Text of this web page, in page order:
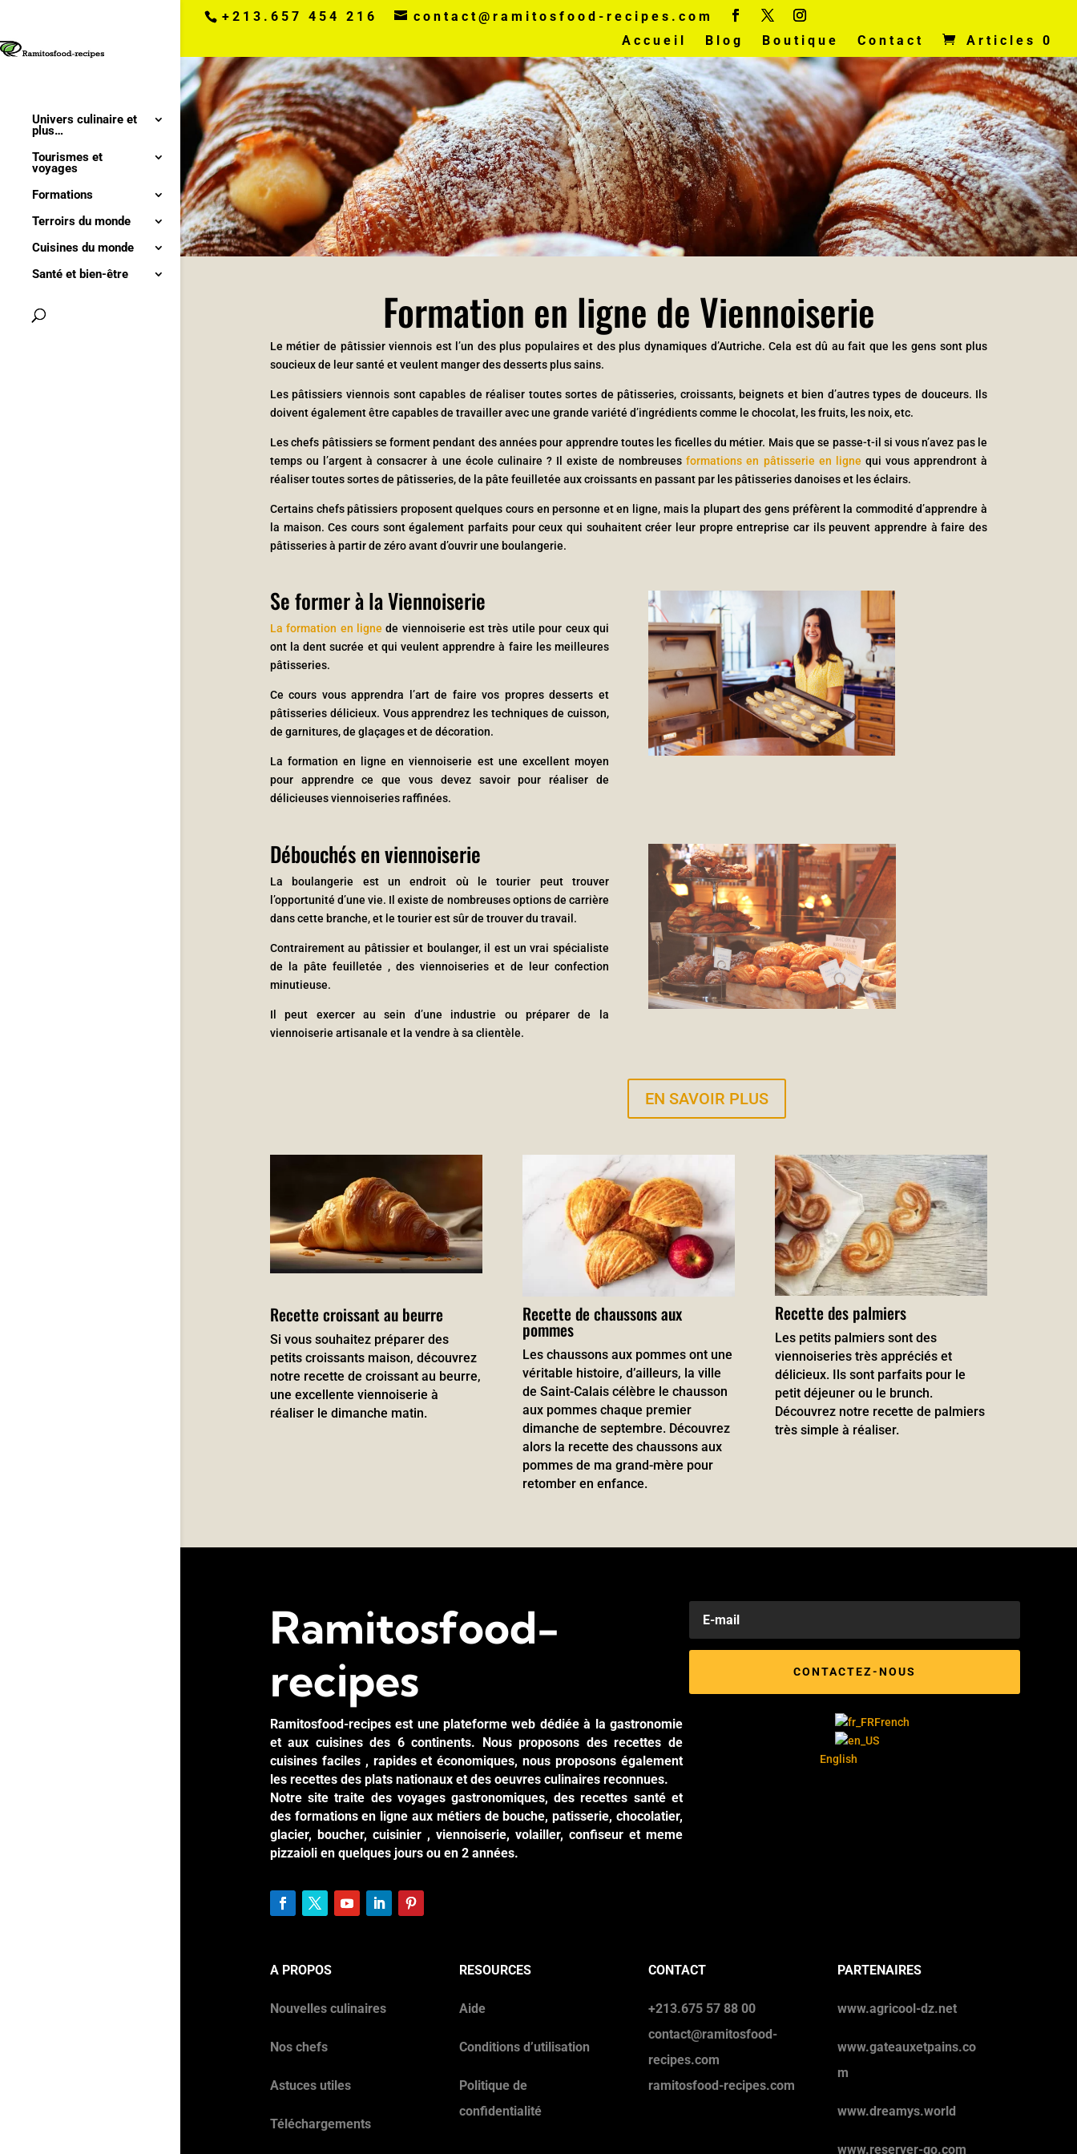
+213.657 454 216
contact@ramitosfood-recipes.com
Accueil
Blog Boutique Contact Articles 0
Univers culinaire et
plus…
Tourismes et
voyages
Formations
Terroirs du monde
Cuisines du monde
Santé et bien-être
Formation en ligne de Viennoiserie
Le métier de pâtissier viennois est l’un des plus populaires et des plus dynamiques d’Autriche. Cela est dû au fait que les gens sont plus
soucieux de leur santé et veulent manger des desserts plus sains.
Les pâtissiers viennois sont capables de réaliser toutes sortes de pâtisseries, croissants, beignets et bien d’autres types de douceurs. Ils
doivent également être capables de travailler avec une grande variété d’ingrédients comme le chocolat, les fruits, les noix, etc.
Les chefs pâtissiers se forment pendant des années pour apprendre toutes les ficelles du métier. Mais que se passe-t-il si vous n’avez pas le
temps ou l’argent à consacrer à une école culinaire ? Il existe de nombreusesformations en pâtisserie en ligne qui vous apprendront à
réaliser toutes sortes de pâtisseries, de la pâte feuilletée aux croissants en passant par les pâtisseries danoises et les éclairs.
Certains chefs pâtissiers proposent quelques cours en personne et en ligne, mais la plupart des gens préfèrent la commodité d’apprendre à
la maison. Ces cours sont également parfaits pour ceux qui souhaitent créer leur propre entreprise car ils peuvent apprendre à faire des
pâtisseries à partir de zéro avant d’ouvrir une boulangerie.
Se former à la Viennoiserie
La formation en ligne de viennoiserie est très utile pour ceux qui
ont la dent sucrée et qui veulent apprendre à faire les meilleures
pâtisseries.
Ce cours vous apprendra l’art de faire vos propres desserts et
pâtisseries délicieux. Vous apprendrez les techniques de cuisson,
de garnitures, de glaçages et de décoration.
La formation en ligne en viennoiserie est une excellent moyen
pour apprendre ce que vous devez savoir pour réaliser de
délicieuses viennoiseries raffinées.
Débouchés en viennoiserie
La boulangerie est un endroit où le tourier peut trouver
l’opportunité d’une vie. Il existe de nombreuses options de carrière
dans cette branche, et le tourier est sûr de trouver du travail.
Contrairement au pâtissier et boulanger, il est un vrai spécialiste
de la pâte feuilletée , des viennoiseries et de leur confection
minutieuse.
Il peut exercer au sein d’une industrie ou préparer de la
viennoiserie artisanale et la vendre à sa clientèle.
EN SAVOIR PLUS
Recette croissant au beurre
Si vous souhaitez préparer des
petits croissants maison, découvrez
notre recette de croissant au beurre,
une excellente viennoiserie à
réaliser le dimanche matin.
Recette de chaussons aux
pommes
Les chaussons aux pommes ont une
véritable histoire, d’ailleurs, la ville
de Saint-Calais célèbre le chausson
aux pommes chaque premier
dimanche de septembre. Découvrez
alors la recette des chaussons aux
pommes de ma grand-mère pour
retomber en enfance.
Recette des palmiers
Les petits palmiers sont des
viennoiseries très appréciés et
délicieux. Ils sont parfaits pour le
petit déjeuner ou le brunch.
Découvrez notre recette de palmiers
très simple à réaliser.
Ramitosfood-
recipes
Ramitosfood-recipes est une plateforme web dédiée à la gastronomie
et aux cuisines des 6 continents. Nous proposons des recettes de
cuisines faciles , rapides et économiques, nous proposons également
les recettes des plats nationaux et des oeuvres culinaires reconnues.
Notre site traite des voyages gastronomiques, des recettes santé et
des formations en ligne aux métiers de bouche, patisserie, chocolatier,
glacier, boucher, cuisinier , viennoiserie, volailler, confiseur et meme
pizzaioli en quelques jours ou en 2 années.
CONTACTEZ-NOUS
French
English
A PROPOS
Nouvelles culinaires
Nos chefs
Astuces utiles
Téléchargements
RESOURCES
Aide
Conditions d’utilisation
Politique de
confidentialité
CONTACT
+213.675 57 88 00
contact@ramitosfood-
recipes.com
ramitosfood-recipes.com
PARTENAIRES
www.agricool-dz.net
www.gateauxetpains.co
m
www.dreamys.world
www.reserver-go.com